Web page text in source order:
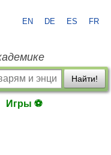
EN DE ES FR
Найти!
Игры ⚽